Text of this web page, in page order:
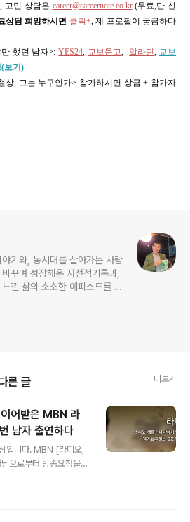
, 고민 상담은 career@careernote.co.kr(무료,단 신
상담 희망하시면 클릭+, 제 프로필이 궁금하다
했던 남자>:YES24, 교보문고, 알라딘, 교보
보기)
상, 그는 누구인가> 참가하시면 상금 + 참가자
기와, 동시대를 살아가는 사람
꾸며 성장해온 자전적기록과,
낀 삶의 소소한 에피소드를 전
의 인생수업
른 글 더보기
어받은 MBN 라
남자 출연하다
입니다. MBN [라디오,
으로부터 방송요청을
생방송보다는 녹화방